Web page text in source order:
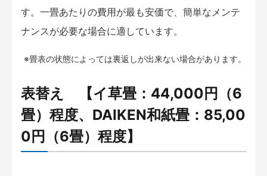
す。一畳あたりの費用が最も安価で、簡単なメンテ
ナンスが必要な場合に適しています。
※畳表の状態によっては裏返しが出来ない場合があります。
表替え 【イ草畳：44,000円（6
畳）程度、DAIKEN和紙畳：85,00
0円（6畳）程度】